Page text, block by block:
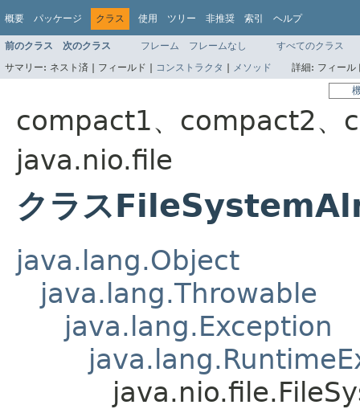
概要 パッケージ クラス 使用 ツリー 非推奨 索引 ヘルプ
前のクラス 次のクラス フレーム フレームなし
すべてのクラス
サマリー: ネスト済 | フィールド | コンストラクタ | メソッド 詳細: フィー
compact1、compact2、
java.nio.file
クラス
java.lang.Object
java.lang.Throwable
java.lang.Exception